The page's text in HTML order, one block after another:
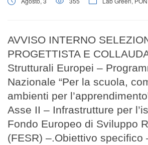
AVVISO INTERNO
PROGETTISTA E
Strutturali Europei –
Nazionale “Per la scuola,
ambienti per
Asse II – Infrastrutture per
Fondo Europeo di Sviluppo
(FESR) –.Obiettivo specifico